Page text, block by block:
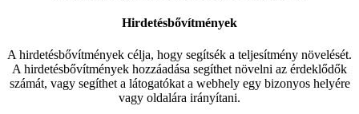
Hirdetésbővítmények
A hirdetésbővítmények célja, hogy segítsék a teljesítmény növelését.
A hirdetésbővítmények hozzáadása segíthet növelni az érdeklődők
számát, vagy segíthet a látogatókat a webhely egy bizonyos helyére
vagy oldalára irányítani.